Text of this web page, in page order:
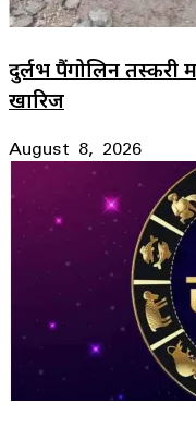
दुर्लभ पैंगोलिन तस्करी
खारिज
August 8, 2026